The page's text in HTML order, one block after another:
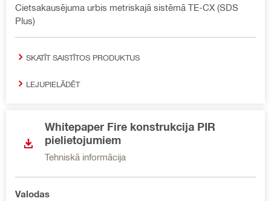
Cietsakausējuma urbis metriskajā sistēmā TE-CX (SDS
Plus)
SKATĪT SAISTĪTOS PRODUKTUS
LEJUPIELĀDĒT
Whitepaper Fire konstrukcija PIR
pielietojumiem
Tehniskā informācija
Valodas